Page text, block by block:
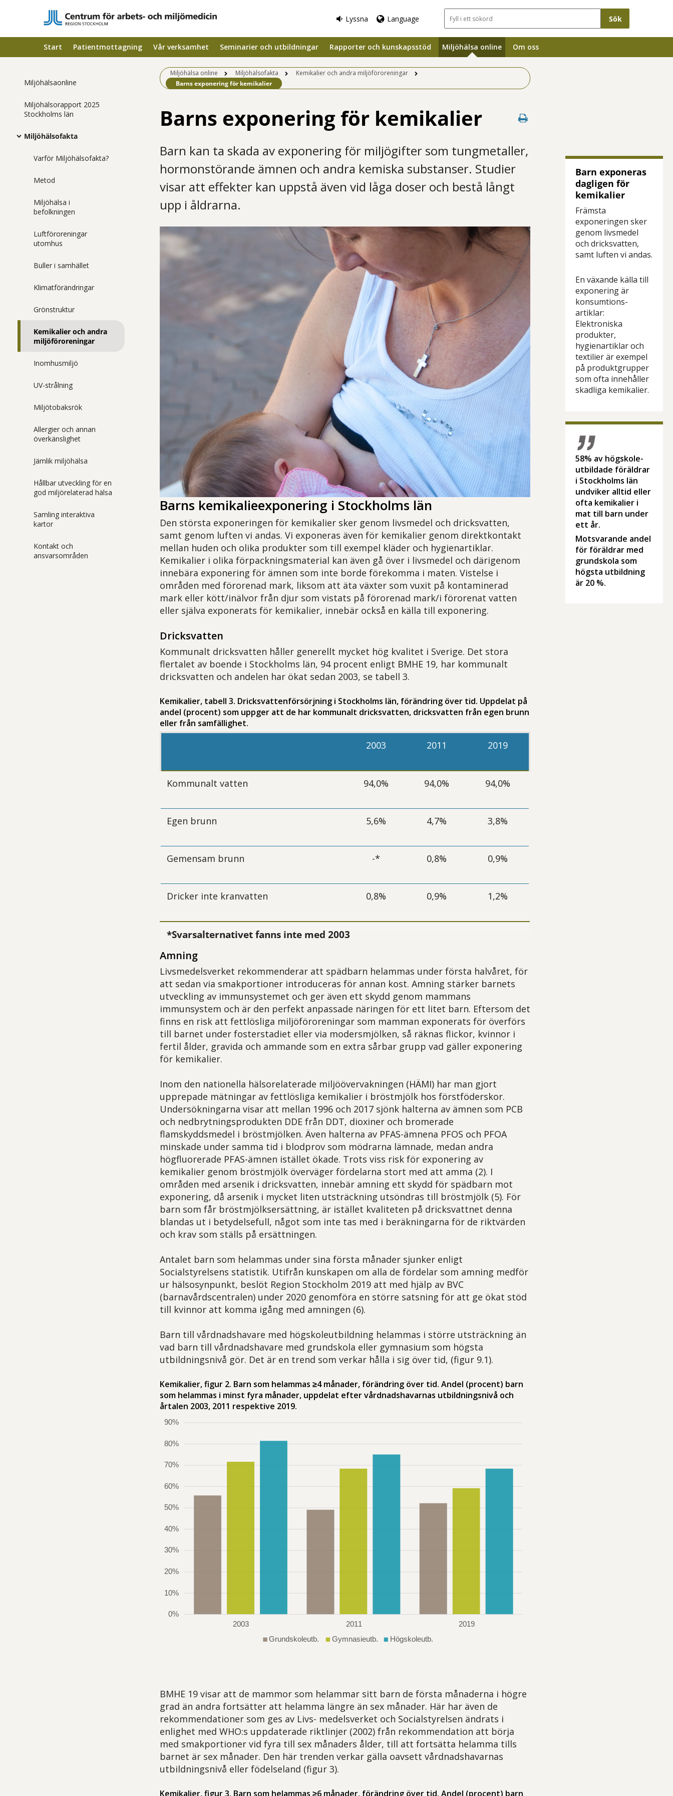
Lyssna Language Sökfält
Start Patientmottagning Vår verksamhet Seminarier och utbildningar Rapporter och kunskapsstöd Miljöhälsa online Om oss
Miljöhälsaonline
Miljöhälsorapport 2025
Stockholms län
Miljöhälsofakta
Varför Miljöhälsofakta?
Metod
Miljöhälsa i
befolkningen
Luftföroreningar
utomhus
Buller i samhället
Klimatförändringar
Grönstruktur
Kemikalier och andra
miljöföroreningar
Inomhusmiljö
UV-strålning
Miljötobaksrök
Allergier och annan
överkänslighet
Jämlik miljöhälsa
Hållbar utveckling för en
god miljörelaterad hälsa
Samling interaktiva
kartor
Kontakt och
ansvarsområden
Miljöhälsa online Miljöhälsofakta
Kemikalier och andra miljöföroreningar
Befintlig sida:
Barns exponering för kemikalier
Barns exponering för kemikalier
Barn kan ta skada av exponering för miljögifter som tungmetaller,
hormonstörande ämnen och andra kemiska substanser. Studier
visar att effekter kan uppstå även vid låga doser och bestå långt
upp i åldrarna.
Barns kemikalieexponering i Stockholms län
Den största exponeringen för kemikalier sker genom livsmedel och dricksvatten,
samt genom luften vi andas. Vi exponeras även för kemikalier genom direktkontakt
mellan huden och olika produkter som till exempel kläder och hygienartiklar.
Kemikalier i olika förpackningsmaterial kan även gå över i livsmedel och därigenom
innebära exponering för ämnen som inte borde förekomma i maten. Vistelse i
områden med förorenad mark, liksom att äta växter som vuxit på kontaminerad
mark eller kött/inälvor från djur som vistats på förorenad mark/i förorenat vatten
eller själva exponerats för kemikalier, innebär också en källa till exponering.
Dricksvatten
Kommunalt dricksvatten håller generellt mycket hög kvalitet i Sverige. Det stora
flertalet av boende i Stockholms län, 94 procent enligt BMHE 19, har kommunalt
dricksvatten och andelen har ökat sedan 2003, se tabell 3.
Kemikalier, tabell 3. Dricksvattenförsörjning i Stockholms län, förändring över tid. Uppdelat på
andel (procent) som uppger att de har kommunalt dricksvatten, dricksvatten från egen brunn
eller från samfällighet.
2003 2011 2019
*Svarsalternativet fanns inte med 2003
Kommunalt vatten 94,0% 94,0% 94,0%
Egen brunn 5,6% 4,7% 3,8%
Gemensam brunn -* 0,8% 0,9%
Dricker inte kranvatten 0,8% 0,9% 1,2%
Amning
Livsmedelsverket rekommenderar att spädbarn helammas under första halvåret, för
att sedan via smakportioner introduceras för annan kost. Amning stärker barnets
utveckling av immunsystemet och ger även ett skydd genom mammans
immunsystem och är den perfekt anpassade näringen för ett litet barn. Eftersom det
finns en risk att fettlösliga miljöföroreningar som mamman exponerats för överförs
till barnet under fosterstadiet eller via modersmjölken, så räknas flickor, kvinnor i
fertil ålder, gravida och ammande som en extra sårbar grupp vad gäller exponering
för kemikalier.
Inom den nationella hälsorelaterade miljöövervakningen (HÄMI) har man gjort
upprepade mätningar av fettlösliga kemikalier i bröstmjölk hos förstföderskor.
Undersökningarna visar att mellan 1996 och 2017 sjönk halterna av ämnen som PCB
och nedbrytningsprodukten DDE från DDT, dioxiner och bromerade
flamskyddsmedel i bröstmjölken. Även halterna av PFAS-ämnena PFOS och PFOA
minskade under samma tid i blodprov som mödrarna lämnade, medan andra
högfluorerade PFAS-ämnen istället ökade. Trots viss risk för exponering av
kemikalier genom bröstmjölk överväger fördelarna stort med att amma (2). I
områden med arsenik i dricksvatten, innebär amning ett skydd för spädbarn mot
exponering, då arsenik i mycket liten utsträckning utsöndras till bröstmjölk (5). För
barn som får bröstmjölksersättning, är istället kvaliteten på dricksvattnet denna
blandas ut i betydelsefull, något som inte tas med i beräkningarna för de riktvärden
och krav som ställs på ersättningen.
Antalet barn som helammas under sina första månader sjunker enligt
Socialstyrelsens statistik. Utifrån kunskapen om alla de fördelar som amning medför
ur hälsosynpunkt, beslöt Region Stockholm 2019 att med hjälp av BVC
(barnavårdscentralen) under 2020 genomföra en större satsning för att ge ökat stöd
till kvinnor att komma igång med amningen (6).
Barn till vårdnadshavare med högskoleutbildning helammas i större utsträckning än
vad barn till vårdnadshavare med grundskola eller gymnasium som högsta
utbildningsnivå gör. Det är en trend som verkar hålla i sig över tid, (figur 9.1).
Kemikalier, figur 2. Barn som helammas ≥4 månader, förändring över tid. Andel (procent) barn
som helammas i minst fyra månader, uppdelat efter vårdnadshavarnas utbildningsnivå och
årtalen 2003, 2011 respektive 2019.
BMHE 19 visar att de mammor som helammar sitt barn de första månaderna i högre
grad än andra fortsätter att helamma längre än sex månader. Här har även de
rekommendationer som ges av Livs- medelsverket och Socialstyrelsen ändrats i
enlighet med WHO:s uppdaterade riktlinjer (2002) från rekommendation att börja
med smakportioner vid fyra till sex månaders ålder, till att fortsätta helamma tills
barnet är sex månader. Den här trenden verkar gälla oavsett vårdnadshavarnas
utbildningsnivå eller födelseland (figur 3).
Kemikalier, figur 3. Barn som helammas ≥6 månader, förändring över tid. Andel (procent) barn
Barn exponeras
dagligen för
kemikalier
Främsta
exponeringen sker
genom livsmedel
och dricksvatten,
samt luften vi andas.
En växande källa till
exponering är
konsumtions-
artiklar:
Elektroniska
produkter,
hygienartiklar och
textilier är exempel
på produktgrupper
som ofta innehåller
skadliga kemikalier.
58% av högskole-
utbildade föräldrar
i Stockholms län
undviker alltid eller
ofta kemikalier i
mat till barn under
ett år.
Motsvarande andel
för föräldrar med
grundskola som
högsta utbildning
är 20 %.